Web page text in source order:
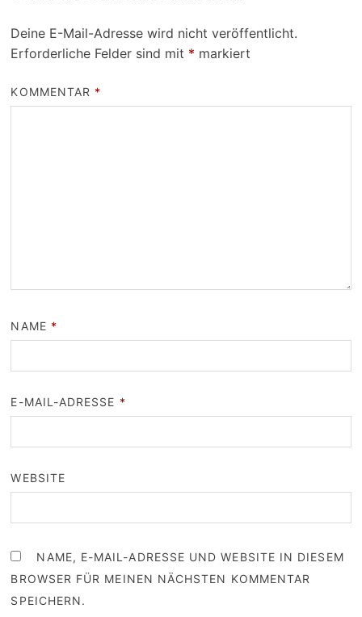
Deine E-Mail-Adresse wird nicht veröffentlicht.
Erforderliche Felder sind mit * markiert
KOMMENTAR *
NAME *
E-MAIL-ADRESSE *
WEBSITE
NAME, E-MAIL-ADRESSE UND WEBSITE IN DIESEM
BROWSER FÜR MEINEN NÄCHSTEN KOMMENTAR
SPEICHERN.